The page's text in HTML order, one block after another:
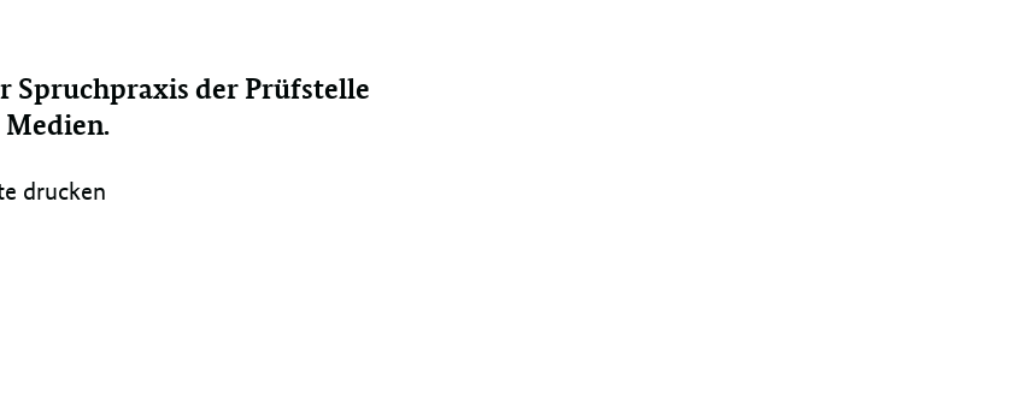
Spruchpraxis der Prüfstelle
drucken